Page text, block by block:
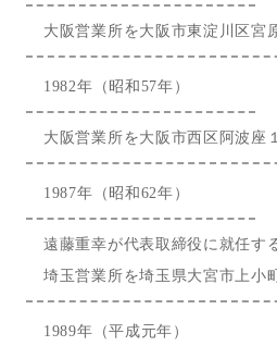
大阪営業所を大阪市東淀川区宮
1982年（昭和57年）
大阪営業所を大阪市西区阿波座
1987年（昭和62年）
遠藤重幸が代表取締役に就任す
埼玉営業所を埼玉県大宮市上小
1989年（平成元年）